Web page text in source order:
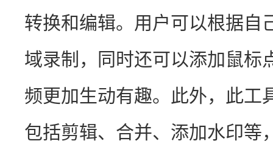
转换和编辑。用户可以根据自
域录制，同时还可以添加鼠标
频更加生动有趣。此外，此工
包括剪辑、合并、添加水印等